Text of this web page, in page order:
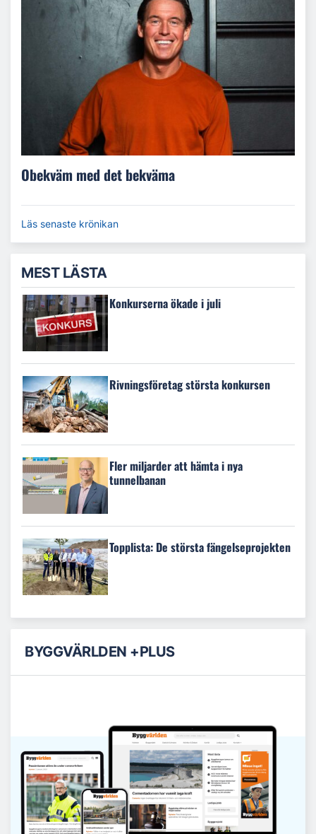
Obekväm med det bekväma
Läs senaste krönikan
MEST LÄSTA
Konkurserna ökade i juli
Rivningsföretag största konkursen
Fler miljarder att hämta i nya
tunnelbanan
Topplista: De största fängelseprojekten
BYGGVÄRLDEN +PLUS